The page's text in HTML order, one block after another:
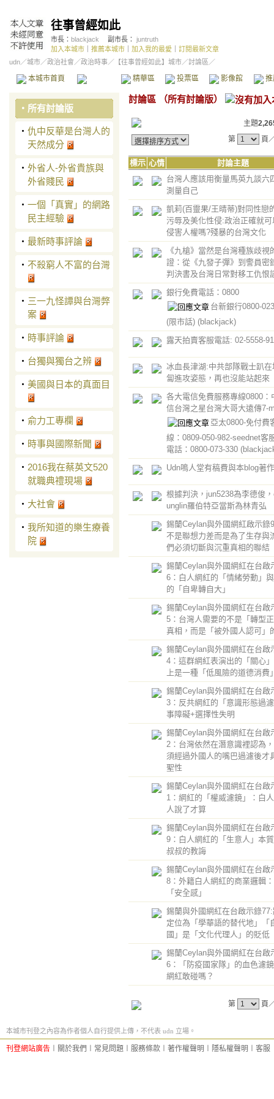
往事曾經如此
市長： blackjack 副市長： juntruth
加入本城市
推薦本城市 加入我的最愛
訂閱最新文章
udn／城市／政治社會 ／政治時事／ 【往事曾經如此】城市／討論區／
本城市首頁 精華區 投票區 影像館
‧ 所有討論版
‧ 仇中反華是台灣人的
天然成分
‧ 外省人-外省貴族與
外省賤民
‧ 一個「真實」的網路
民主經驗
‧ 最新時事評論
‧ 不殺窮人不富的台灣
‧ 三一九怪譚與台灣弊
案
‧ 時事評論
‧ 台獨與獨台之辨
‧ 美國與日本的真面目
‧ 俞力工專欄
‧ 時事與國際新聞
‧ 2016​我在蔡英文520
就職典禮現場
‧ 大社會
‧ 我所知道的樂生療養
院
討論區 （所有討論版）
主題
第
頁
標示 心情
討論主題
台灣人應該用衡量馬英九談六
測量自己
凱莉(百靈果/王晴蒂)對同性戀
污辱及美化性侵:政治正確就可
侵害人權嗎?殘暴的台灣文化
《九槍》當然是台灣種族歧視
證：從《九發子彈》到警員密
判決書及台灣日常對移工仇恨
銀行免費電話：0800
台新銀行0800-
(限市話) (blackjack)
露天拍賣客服電話: 02-5558-
冰血長津湖:中共部隊戰士趴在
匐進攻姿態，再也沒能站起來
各大電信免費服務專線0800：
信台灣之星台灣大哥大遠傳7-
亞太0800-免付費
線：0809-050-982-seednet客
電話：0800-073-330
​Udn鳴人堂有稿費與本blog著
根據判決，jun5238為李德俊
unglin羅伯特亞當斯為林青弘
錫蘭Ceylan與外國網紅啟示錄
不是聯想力差而是為了生存與
們必須切斷與沉重真相的聯結
錫蘭Ceylan與外國網紅在台啟
6：白人網紅的「情緒勞動」
的「自卑轉自大」
錫蘭Ceylan與外國網紅在台啟
5：台灣人需要的不是「轉型
真相，而是「被外國人認可」
錫蘭Ceylan與外國網紅在台啟
4：這群網紅表演出的「關心
上是一種「低風險的道德消費
錫蘭Ceylan與外國網紅在台啟
3：反共網紅的「意識形態過
事障礙+選擇性失明
錫蘭Ceylan與外國網紅在台啟
2：台灣依然在潛意識裡認為
須經過外國人的嘴巴過濾後才
聖性
錫蘭Ceylan與外國網紅在台啟
1：網紅的「權威濾鏡」：白
人說了才算
錫蘭Ceylan與外國網紅在台啟
9：白人網紅的「生意人」本
叔叔的教誨
錫蘭Ceylan與外國網紅在台啟
8：外籍白人網紅的商業邏輯
「安全感」
錫蘭與外國網紅在台啟示錄
定位為「學華語的替代地」「
國」是「文化代理人」的貶低
錫蘭Ceylan與外國網紅在台啟
6：「防疫國家隊」的血色濾
網紅敢碰嗎？
第 頁
本城市刊登之內容為作者個人自行提供上傳，不代表 udn 立場。
刊登網站廣告 關於我們 常見問題 服務條款 著作權聲明 隱私權聲明 客服